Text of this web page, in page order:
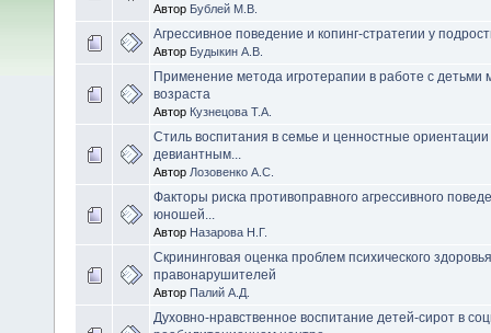
Автор Бублей М.В.
Агрессивное поведение и копинг-стратегии у
Автор Будыкин А.В.
Применение метода игротерапии в работе с детьми
возраста
Автор Кузнецова Т.А.
Cтиль воспитания в семье и ценностные ориентации
девиантным...
Автор Лозовенко А.С.
Факторы риска противоправного агрессивного
юношей...
Автор Назарова Н.Г.
Скрининговая оценка проблем психического
правонарушителей
Автор Палий А.Д.
Духовно-нравственное воспитание детей-сирот в